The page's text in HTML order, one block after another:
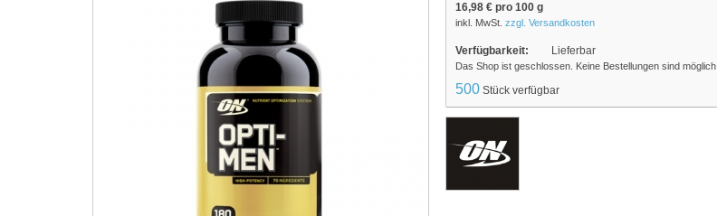
16,98 € pro 100 g
inkl. MwSt. zzgl. Versandkosten
Verfügbarkeit: Lieferbar
Das Shop ist geschlossen. Keine Bestellungen sind möglich.
500 Stück verfügbar